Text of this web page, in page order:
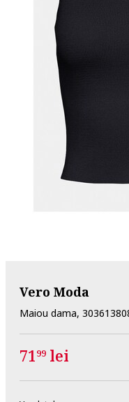
Vero Moda
Maiou dama,
7199 lei